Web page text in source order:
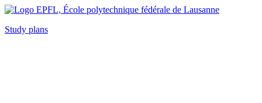
Study plans